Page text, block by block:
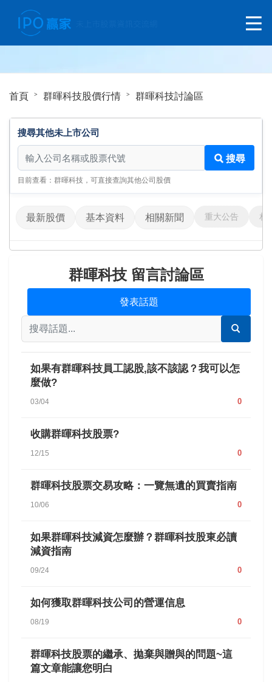
首頁 群暉科技股價行情 群暉科技討論區
搜尋其他未上市公司
搜尋其他未上市公司
搜尋
目前查看：群暉科技，可直接查詢其他公司股價
最新股價 基本資料 相關新聞 重大公告 相
群暉科技 留言討論區
發表話題
如果有群暉科技員工認股,該不該認？我可以怎
麼做?
03/04 0
收購群暉科技股票?
12/15 0
群暉科技股票交易攻略：一覽無遺的買賣指南
10/06 0
如果群暉科技減資怎麼辦？群暉科技股東必讀
減資指南
09/24 0
如何獲取群暉科技公司的營運信息
08/19 0
群暉科技股票的繼承、拋棄與贈與的問題~這
篇文章能讓您明白